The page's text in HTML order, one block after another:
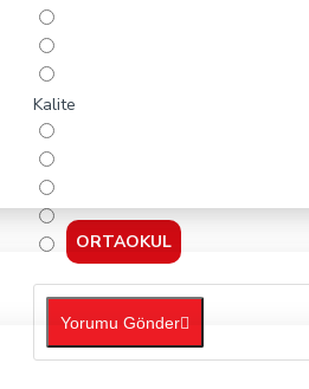
ORTAOKUL
Kalite
Yorumu Gönder